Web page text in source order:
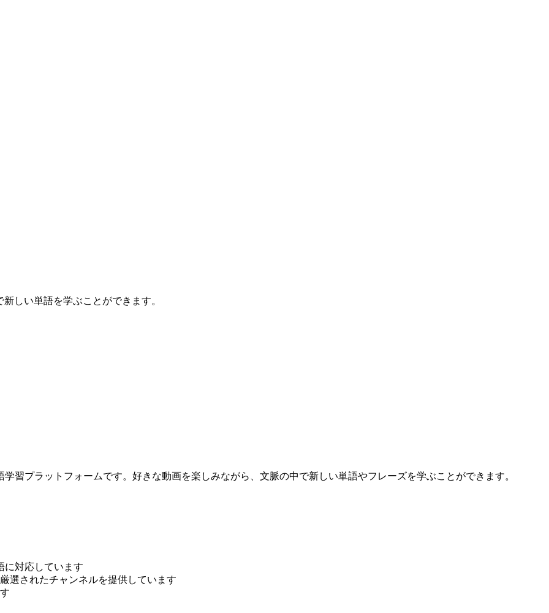
しい単語を学ぶことができます。
習プラットフォームです。好きな動画を楽しみながら、文脈の中で新しい単語やフレーズを学ぶことができます。
に対応しています
選されたチャンネルを提供しています